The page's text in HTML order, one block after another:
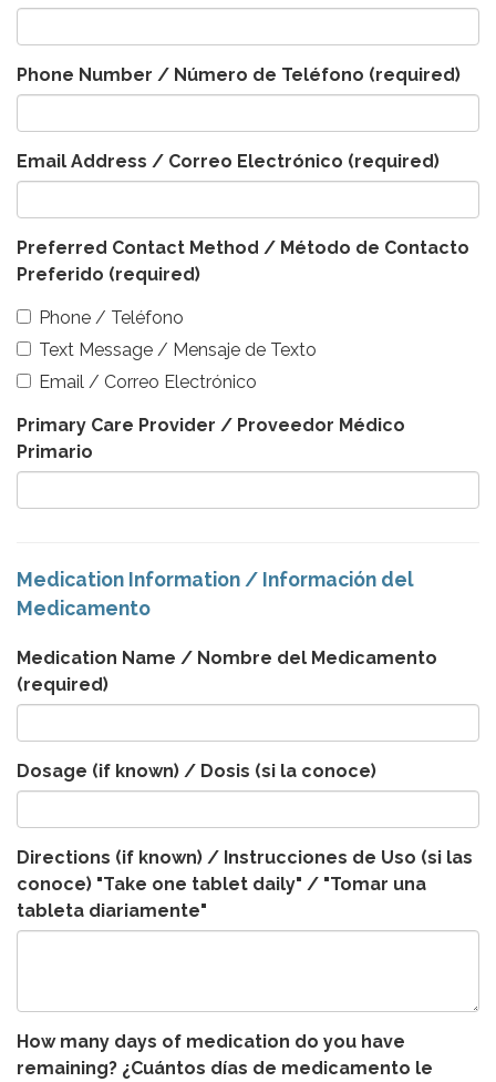
Phone Number / Número de Teléfono (required)
Email Address / Correo Electrónico (required)
Preferred Contact Method / Método de Contacto
Preferido (required)
Phone / Teléfono
Text Message / Mensaje de Texto
Email / Correo Electrónico
Primary Care Provider / Proveedor Médico
Primario
Medication Information / Información del
Medicamento
Medication Name / Nombre del Medicamento
(required)
Dosage (if known) / Dosis (si la conoce)
Directions (if known) / Instrucciones de Uso (si las
conoce) "Take one tablet daily" / "Tomar una
tableta diariamente"
How many days of medication do you have
remaining? ¿Cuántos días de medicamento le